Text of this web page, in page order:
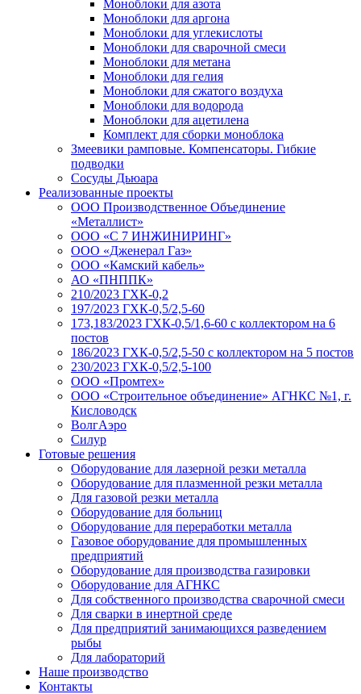
Моноблоки для азота
Моноблоки для аргона
Моноблоки для углекислоты
Моноблоки для сварочной смеси
Моноблоки для метана
Моноблоки для гелия
Моноблоки для сжатого воздуха
Моноблоки для водорода
Моноблоки для ацетилена
Комплект для сборки моноблока
Змеевики рамповые. Компенсаторы. Гибкие
подводки
Сосуды Дьюара
Реализованные проекты
ООО Производственное Объединение
«Металлист»
ООО «С 7 ИНЖИНИРИНГ»
ООО «Дженерал Газ»
ООО «Камский кабель»
АО «ПНППК»
210/2023 ГХК-0,2
197/2023 ГХК-0,5/2,5-60
173,183/2023 ГХК-0,5/1,6-60 с коллектором на 6
постов
186/2023 ГХК-0,5/2,5-50 с коллектором на 5 постов
230/2023 ГХК-0,5/2,5-100
ООО «Промтех»
ООО «Строительное объединение» АГНКС №1, г.
Кисловодск
ВолгАэро
Силур
Готовые решения
Оборудование для лазерной резки металла
Оборудование для плазменной резки металла
Для газовой резки металла
Оборудование для больниц
Оборудование для переработки металла
Газовое оборудование для промышленных
предприятий
Оборудование для производства газировки
Оборудование для АГНКС
Для собственного производства сварочной смеси
Для сварки в инертной среде
Для предприятий занимающихся разведением
рыбы
Для лабораторий
Наше производство
Контакты